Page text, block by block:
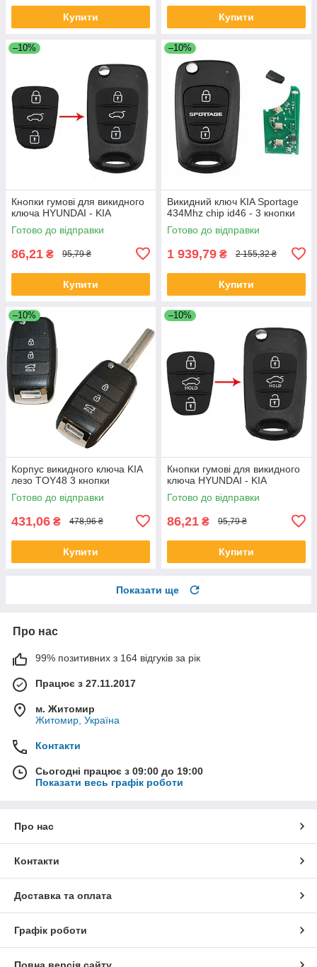
Купити Купити
–10%
Кнопки гумові для викидного
ключа HYUNDAI - KIA
Готово до відправки
86,21 ₴ 95,79 ₴
Купити
–10%
Викидний ключ KIA Sportage
434Mhz chip id46 - 3 кнопки
Готово до відправки
1 939,79 ₴ 2 155,32 ₴
Купити
–10%
Корпус викидного ключа KIA
лезо TOY48 3 кнопки
Готово до відправки
431,06 ₴ 478,96 ₴
Купити
–10%
Кнопки гумові для викидного
ключа HYUNDAI - KIA
Готово до відправки
86,21 ₴ 95,79 ₴
Купити
Показати ще
Про нас
99% позитивних з 164 відгуків за рік
Працює з 27.11.2017
м. Житомир
Житомир, Україна
Контакти
Сьогодні працює з 09:00 до 19:00
Показати весь графік роботи
Про нас
Контакти
Доставка та оплата
Графік роботи